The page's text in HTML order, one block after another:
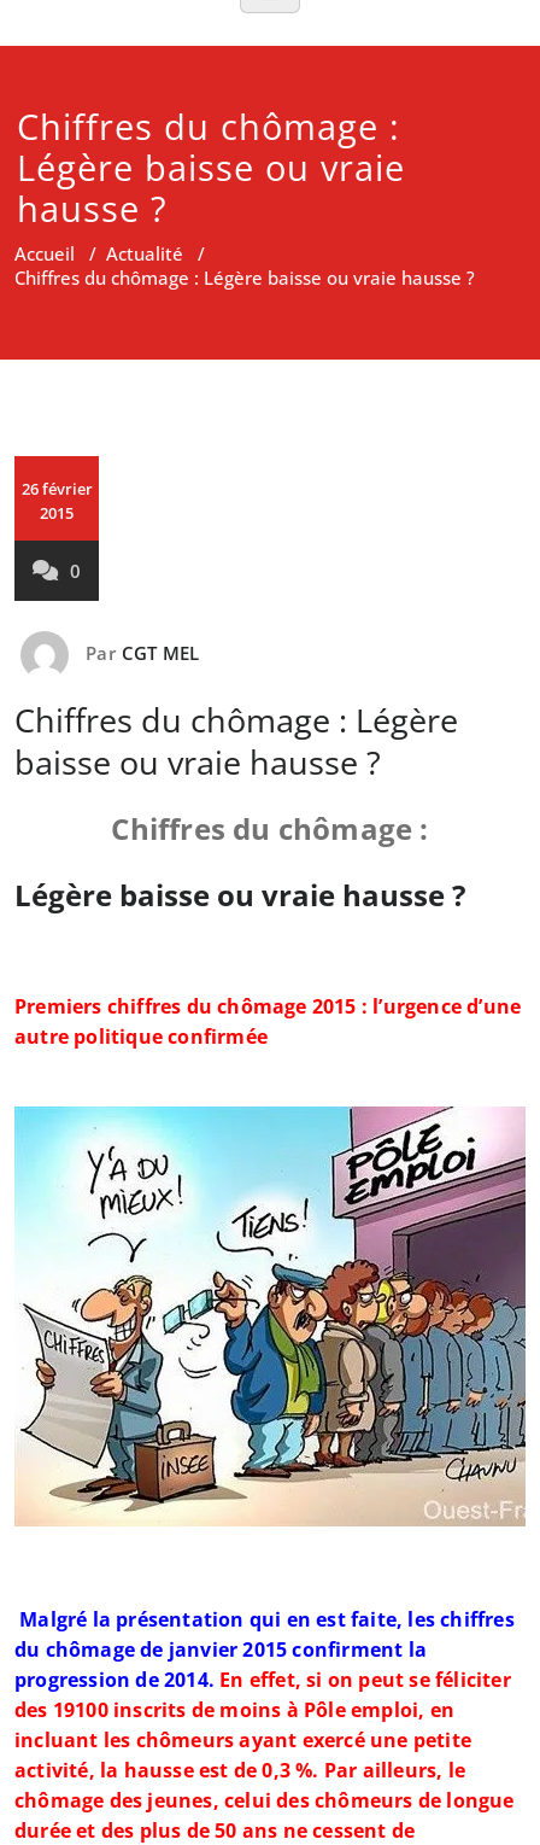
Chiffres du chômage :
Légère baisse ou vraie
hausse ?
Accueil / Actualité /
Chiffres du chômage : Légère baisse ou vraie hausse ?
26 février
2015
0
Par CGT MEL
Chiffres du chômage : Légère
baisse ou vraie hausse ?
Chiffres du chômage :
Légère baisse ou vraie hausse ?
Premiers chiffres du chômage 2015 : l’urgence d’une
autre politique confirmée
Malgré la présentation qui en est faite, les chiffres
du chômage de janvier 2015 confirment la
progression de 2014. En effet, si on peut se féliciter
des 19100 inscrits de moins à Pôle emploi, en
incluant les chômeurs ayant exercé une petite
activité, la hausse est de 0,3 %. Par ailleurs, le
chômage des jeunes, celui des chômeurs de longue
durée et des plus de 50 ans ne cessent de